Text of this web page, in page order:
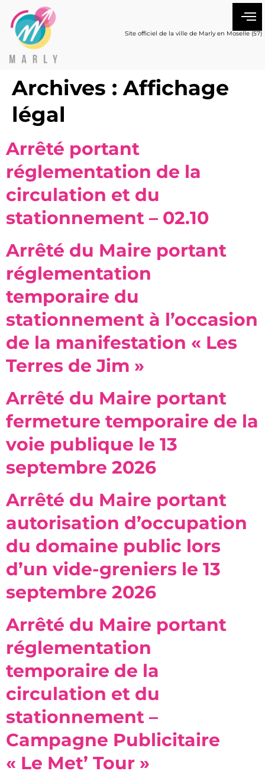
Site officiel de la ville de Marly en Moselle (57)
Archives :Affichage
légal
Arrêté portant
réglementation de la
circulation et du
stationnement – 02.10
Arrêté du Maire portant
réglementation
temporaire du
stationnement à l’occasion
de la manifestation « Les
Terres de Jim »
Arrêté du Maire portant
fermeture temporaire de la
voie publique le 13
septembre 2026
Arrêté du Maire portant
autorisation d’occupation
du domaine public lors
d’un vide-greniers le 13
septembre 2026
Arrêté du Maire portant
réglementation
temporaire de la
circulation et du
stationnement –
Campagne Publicitaire
« Le Met’ Tour »